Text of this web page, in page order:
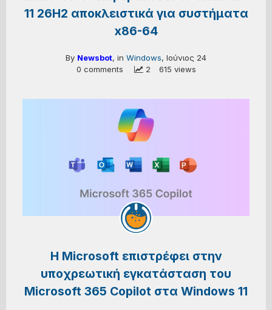
11 26H2 αποκλειστικά για συστήματα
x86-64
By Newsbot, in Windows, Ιούνιος 24
0 comments
2 615 views
Η Microsoft επιστρέφει στην
υποχρεωτική εγκατάσταση του
Microsoft 365 Copilot στα Windows 11